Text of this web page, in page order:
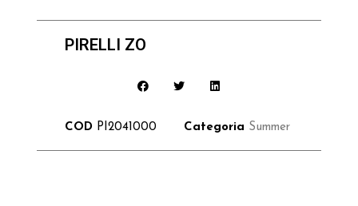
PIRELLI ZO
COD PI2041000 Categoria Summer